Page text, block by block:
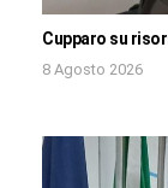
Cupparo su
8 Agosto 2026